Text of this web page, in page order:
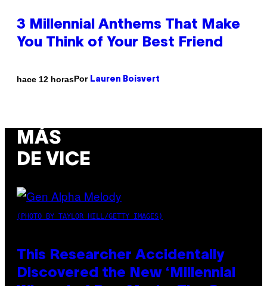
3 Millennial Anthems That Make
You Think of Your Best Friend
hace 12 horasPor Lauren Boisvert
MÁS
DE VICE
(PHOTO BY TAYLOR HILL/GETTY IMAGES)
This Researcher Accidentally
Discovered the New ‘Millennial